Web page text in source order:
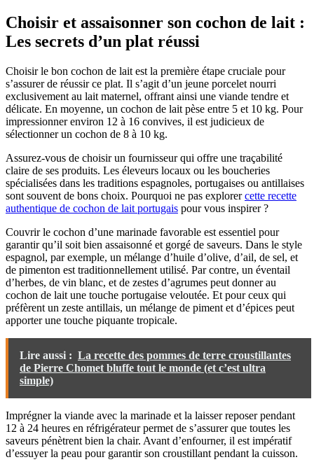
Choisir et assaisonner son cochon de lait :
Les secrets d’un plat réussi
Choisir le bon cochon de lait est la première étape cruciale pour
s’assurer de réussir ce plat. Il s’agit d’un jeune porcelet nourri
exclusivement au lait maternel, offrant ainsi une viande tendre et
délicate. En moyenne, un cochon de lait pèse entre 5 et 10 kg. Pour
impressionner environ 12 à 16 convives, il est judicieux de
sélectionner un cochon de 8 à 10 kg.
Assurez-vous de choisir un fournisseur qui offre une traçabilité
claire de ses produits. Les éleveurs locaux ou les boucheries
spécialisées dans les traditions espagnoles, portugaises ou antillaises
sont souvent de bons choix. Pourquoi ne pas explorercette recette
authentique de cochon de lait portugais pour vous inspirer ?
Couvrir le cochon d’une marinade favorable est essentiel pour
garantir qu’il soit bien assaisonné et gorgé de saveurs. Dans le style
espagnol, par exemple, un mélange d’huile d’olive, d’ail, de sel, et
de pimenton est traditionnellement utilisé. Par contre, un éventail
d’herbes, de vin blanc, et de zestes d’agrumes peut donner au
cochon de lait une touche portugaise veloutée. Et pour ceux qui
préfèrent un zeste antillais, un mélange de piment et d’épices peut
apporter une touche piquante tropicale.
Lire aussi : La recette des pommes de terre croustillantes
de Pierre Chomet bluffe tout le monde (et c’est ultra
simple)
Imprégner la viande avec la marinade et la laisser reposer pendant
12 à 24 heures en réfrigérateur permet de s’assurer que toutes les
saveurs pénètrent bien la chair. Avant d’enfourner, il est impératif
d’essuyer la peau pour garantir son croustillant pendant la cuisson.